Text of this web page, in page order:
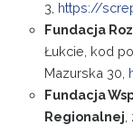
3, https://
Fundacja
Łukcie, kod
Mazurska 30,
Fundacja
Regionalnej